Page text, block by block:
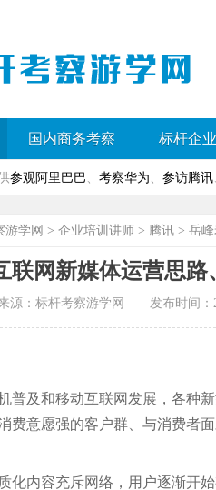
国内商务考察 标杆企
参观阿里巴巴 考察华为 参访腾讯
游学网 > 企业培训讲师 > 腾讯 > 岳
联网新媒体运营思路
：标杆考察游学网 发布时间：
普及和移动互联网发展，各种
费意愿强的客户群、与消费者
化内容充斥网络，用户逐渐开